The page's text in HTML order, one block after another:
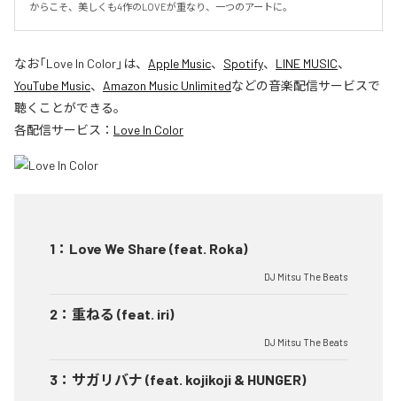
からこそ、美しくも4作のLOVEが重なり、一つのアートに。
なお「Love In Color」は、 Apple Music、 Spotify、 LINE MUSIC、
YouTube Music、 Amazon Music Unlimitedなどの音楽配信サービスで
聴くことができる。
各配信サービス： Love In Color
1 ： Love We Share (feat. Roka)
DJ Mitsu The Beats
2 ： 重ねる (feat. iri)
DJ Mitsu The Beats
3 ： サガリバナ (feat. kojikoji & HUNGER)